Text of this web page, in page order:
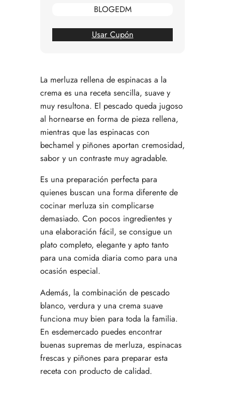
BLOGEDM
Usar Cupón
La merluza rellena de espinacas a la
crema es una receta sencilla, suave y
muy resultona. El pescado queda jugoso
al hornearse en forma de pieza rellena,
mientras que las espinacas con
bechamel y piñones aportan cremosidad,
sabor y un contraste muy agradable.
Es una preparación perfecta para
quienes buscan una forma diferente de
cocinar merluza sin complicarse
demasiado. Con pocos ingredientes y
una elaboración fácil, se consigue un
plato completo, elegante y apto tanto
para una comida diaria como para una
ocasión especial.
Además, la combinación de pescado
blanco, verdura y una crema suave
funciona muy bien para toda la familia.
En esdemercado puedes encontrar
buenas supremas de merluza, espinacas
frescas y piñones para preparar esta
receta con producto de calidad.